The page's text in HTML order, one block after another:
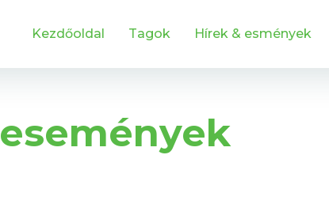
Kezdőoldal Tagok Hírek & esmények